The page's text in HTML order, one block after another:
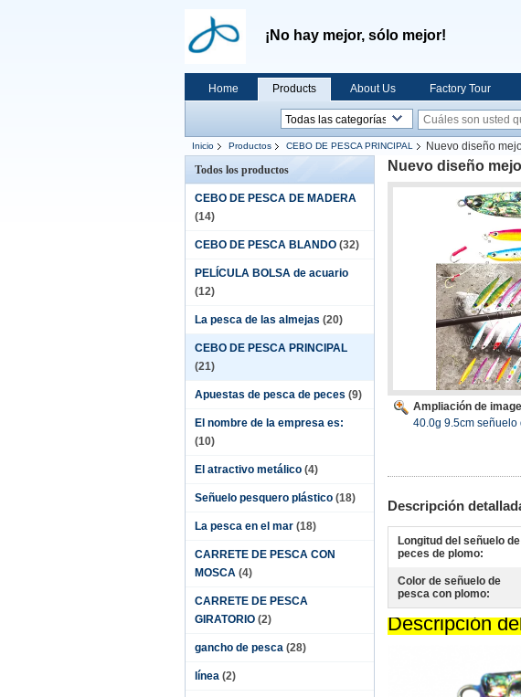
¡No hay mejor, sólo mejor!
Home Products About Us Factory Tour
Inicio Productos CEBO DE PESCA PRINCIPAL
Nuevo diseño
Todos los productos
CEBO DE PESCA DE MADERA
(14)
CEBO DE PESCA BLANDO (32)
PELÍCULA BOLSA de acuario
(12)
La pesca de las almejas (20)
CEBO DE PESCA PRINCIPAL
(21)
Apuestas de pesca de peces (9)
El nombre de la empresa es:
(10)
El atractivo metálico (4)
Señuelo pesquero plástico (18)
La pesca en el mar (18)
CARRETE DE PESCA CON
MOSCA (4)
CARRETE DE PESCA
GIRATORIO (2)
gancho de pesca (28)
línea (2)
Nuevo diseño
Ampliación de
40.0g 9.5cm
Descripción
Longitud del señuelo de
peces de plomo:
Color de señuelo de
pesca con plomo:
Descripción